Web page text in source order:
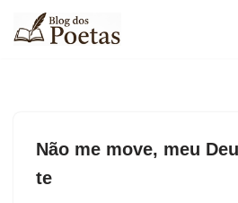
Pular
Não me move, meu
te